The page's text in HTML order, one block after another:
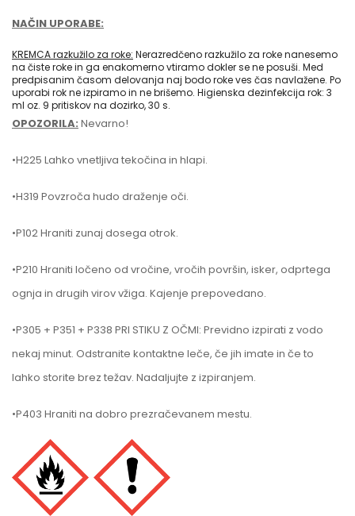
NAČIN UPORABE:
KREMCA razkužilo za roke: Nerazredčeno razkužilo za roke nanesemo
na čiste roke in ga enakomerno vtiramo dokler se ne posuši. Med
predpisanim časom delovanja naj bodo roke ves čas navlažene. Po
uporabi rok ne izpiramo in ne brišemo. Higienska dezinfekcija rok: 3
ml oz. 9 pritiskov na dozirko, 30 s.
OPOZORILA: Nevarno!
•H225 Lahko vnetljiva tekočina in hlapi.
•H319 Povzroča hudo draženje oči.
•P102 Hraniti zunaj dosega otrok.
•P210 Hraniti ločeno od vročine, vročih površin, isker, odprtega
ognja in drugih virov vžiga. Kajenje prepovedano.
•P305 + P351 + P338 PRI STIKU Z OČMI: Previdno izpirati z vodo
nekaj minut. Odstranite kontaktne leče, če jih imate in če to
lahko storite brez težav. Nadaljujte z izpiranjem.
•P403 Hraniti na dobro prezračevanem mestu.